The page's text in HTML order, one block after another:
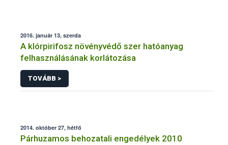
2016. január 13, szerda
A klórpirifosz növényvédő szer hatóanyag
felhasználásának korlátozása
TOVÁBB >
2014. október 27, hétfő
Párhuzamos behozatali engedélyek 2010